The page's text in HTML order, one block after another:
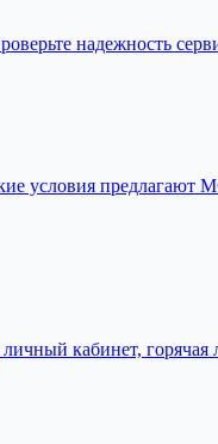
надежность
условия
кабинет,